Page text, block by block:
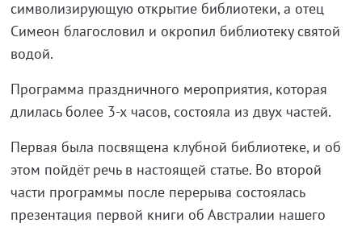
символизирующую открытие библиотеки, а отец
Симеон благословил и окропил библиотеку святой
водой.
Программа праздничного мероприятия, которая
длилась более 3-х часов, состояла из двух частей.
Первая была посвящена клубной библиотеке, и об
этом пойдёт речь в настоящей статье. Во второй
части программы после перерыва состоялась
презентация первой книги об Австралии нашего